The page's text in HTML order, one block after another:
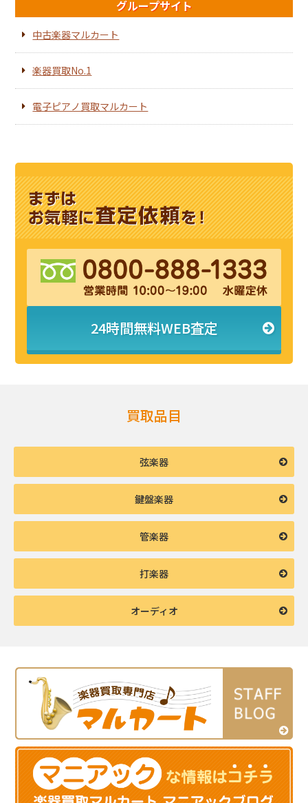
グループサイト
中古楽器マルカート
楽器買取No.1
電子ピアノ買取マルカート
24時間無料WEB査定
買取品目
弦楽器
鍵盤楽器
管楽器
打楽器
オーディオ